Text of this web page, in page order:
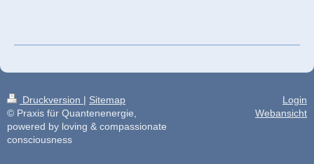
Druckversion | Sitemap
© Praxis für Quantenenergie,
powered by loving & compassionate
consciousness
Login
Webansicht